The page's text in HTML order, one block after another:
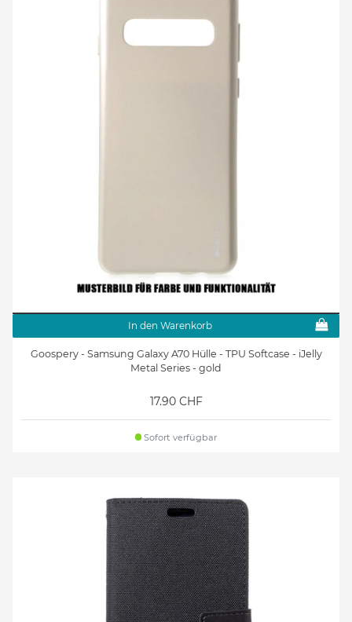
In den Warenkorb
Goospery - Samsung Galaxy A70 Hülle - TPU Softcase - iJelly
Metal Series - gold
17.90 CHF
Sofort verfügbar